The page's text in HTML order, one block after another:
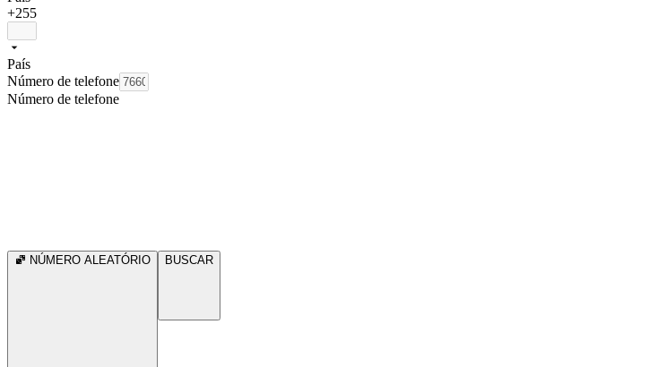
+255
País
Número de telefone
Número de telefone
NÚMERO ALEATÓRIO BUSCAR